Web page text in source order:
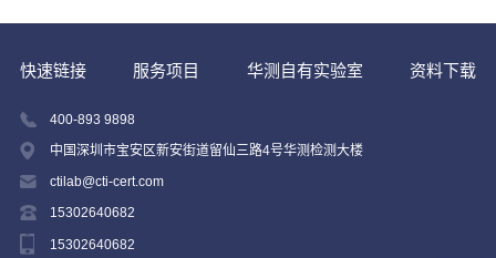
400-893 9898
中国深圳市宝安区新安街道留仙三路4号华测检测大楼
ctilab@cti-cert.com
15302640682
15302640682
快速链接 服务项目 华测自有实验室 资料下载